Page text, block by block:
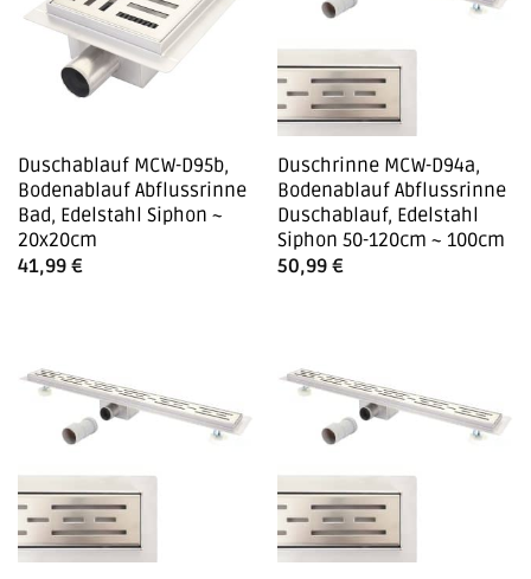
Duschablauf MCW-D95b,
Bodenablauf Abflussrinne
Bad, Edelstahl Siphon ~
20x20cm
41,99 €
Duschrinne MCW-D94a,
Bodenablauf Abflussrinne
Duschablauf, Edelstahl
Siphon 50-120cm ~ 100cm
50,99 €